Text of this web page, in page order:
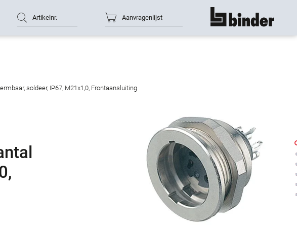
Artikelnr. Aanvragenlijst toon alles
soldeer, IP67, M21x1,0, Frontaansluiting